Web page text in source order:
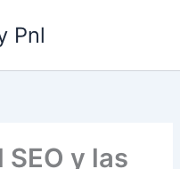
Pnl
y las